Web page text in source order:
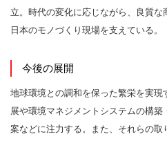
立。時代の変化に応じながら、良質な
日本のモノづくり現場を支えている。
今後の展開
地球環境との調和を保った繁栄を実
展や環境マネジメントシステムの構
案などに注力する。また、それらの取